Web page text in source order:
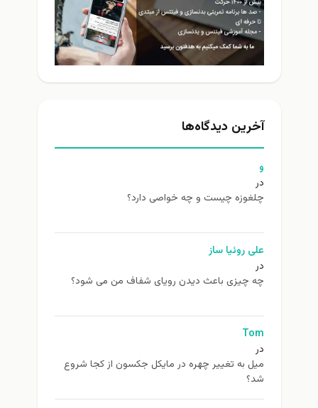
آخرین دیدگاه‌ها
و
در
چلغوزه چیست و چه خواصی دارد؟
علی روئیا ساز
در
چه چیزی باعث دیدن رویای شفاف من می شود؟
Tom
در
ميل به تغيير چهره در مایکل جکسون از كجا شروع
شد؟